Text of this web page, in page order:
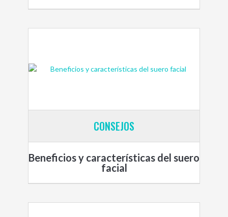
CONSEJOS
Beneficios y características del suero
facial